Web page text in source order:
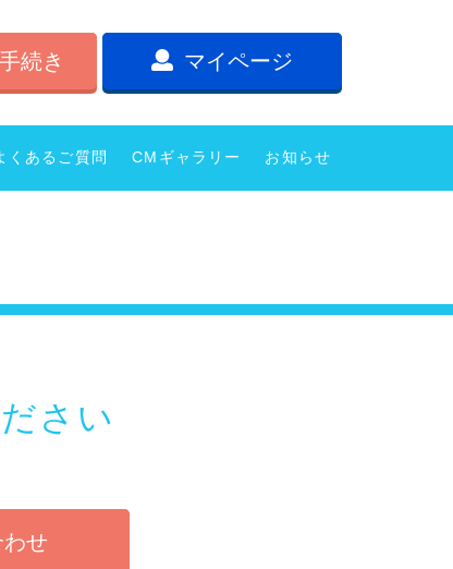
続き マイページ
くあるご質問 CMギャラリー お知らせ
さい
せ